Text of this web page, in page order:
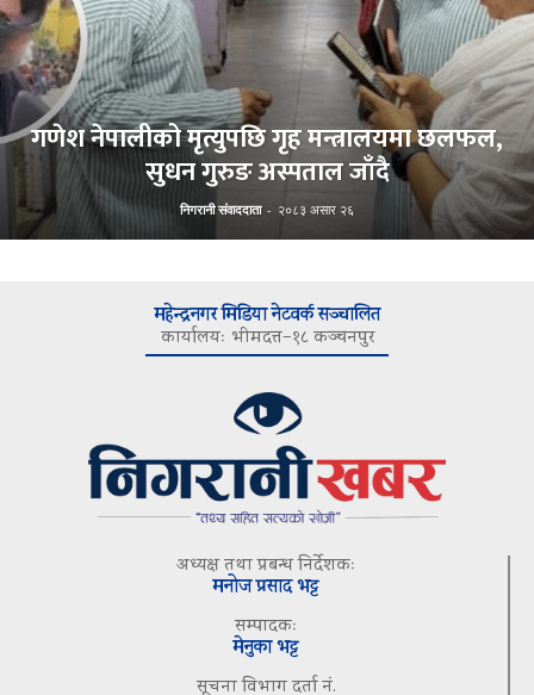
गणेश नेपालीको मृत्युपछि गृह मन्त्रालयमा छलफल,
सुधन गुरुङ अस्पताल जाँदै
निगरानी संवाददाता - २०८३ असार २६
महेन्द्रनगर मिडिया नेटवर्क सञ्चालित
कार्यालयः भीमदत्त–१८ कञ्चनपुर
अध्यक्ष तथा प्रबन्ध निर्देशकः
मनोज प्रसाद भट्ट
सम्पादकः
मेनुका भट्ट
सूचना विभाग दर्ता नं.